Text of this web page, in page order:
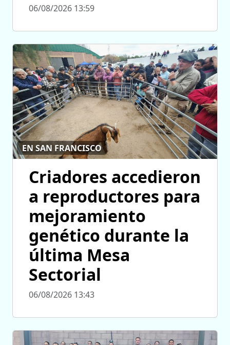
06/08/2026 13:59
EN SAN FRANCISCO
Criadores accedieron
a reproductores para
mejoramiento
genético durante la
última Mesa
Sectorial
06/08/2026 13:43